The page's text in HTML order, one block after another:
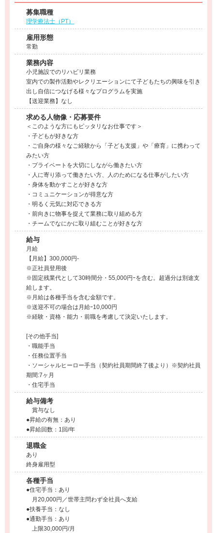
募集職種
理学療法士（PT）
雇用形態
常勤
業務内容
小児施設でのリハビリ業務
室内での製作活動やレクリエーションにて子どもたちの興味を引き
出し自信につなげる様々なプログラムを実施
【送迎業務】なし
求める人物像・応募要件
＜このような方にもピッタリなお仕事です＞
・子どもが好きな方
・ご自身の様々なご経験から「子ども支援」や「療育」に携わって
みたい方
・プライベートを大切にしながら働きたい方
・人に寄り添って働きたい方、人のためになる仕事がしたい方
・身体を動かすことが好きな方
・コミュニケーションが得意な方
・明るく元気に対応できる方
・前向きに物事を捉えて業務に取り組める方
・チームでなにかに取り組むことが好きな方
給与
月給
【月給】300,000円-
※正社員登用後
※固定残業代として30時間分・55,000円ｰを含む。超過分は別途支
給します。
※月給は各種手当を含む金額です。
※送迎不可の場合は月給ｰ10,000円
※経験・資格・能力・前職を考慮して決定いたします。
[その他手当]
・職能手当
・任務位置手当
・ソーシャルヒーロー手当（契約社員期間終了後より）※契約社員
期間:7ヶ月
・住宅手当
給与備考
賞与なし
●昇給の有無：あり
●昇給回数：1回/年
退職金
あり
終身雇用型
各種手当
●住宅手当：あり
月20,000円／世帯主問わず全社員へ支給
●扶養手当：なし
●通勤手当：あり
上限30,000円/月